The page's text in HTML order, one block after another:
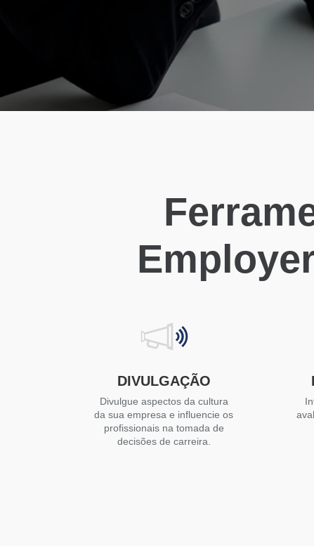
DIVULGAÇÃO
Divulgue aspectos da cultura
da sua empresa e influencie os
profissionais na tomada de
decisões de carreira.